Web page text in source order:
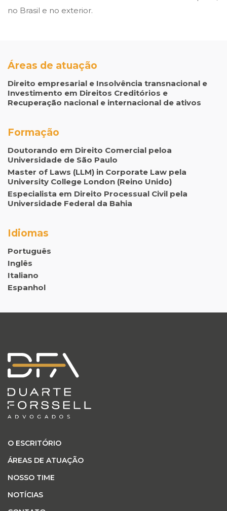
no Brasil e no exterior.
Áreas de atuação
Direito empresarial e Insolvência transnacional e
Investimento em Direitos Creditórios e
Recuperação nacional e internacional de ativos
Formação
Doutorando em Direito Comercial peloa
Universidade de São Paulo
Master of Laws (LLM) in Corporate Law pela
University College London (Reino Unido)
Especialista em Direito Processual Civil pela
Universidade Federal da Bahia
Idiomas
Português
Inglês
Italiano
Espanhol
O ESCRITÓRIO
ÁREAS DE ATUAÇÃO
NOSSO TIME
NOTÍCIAS